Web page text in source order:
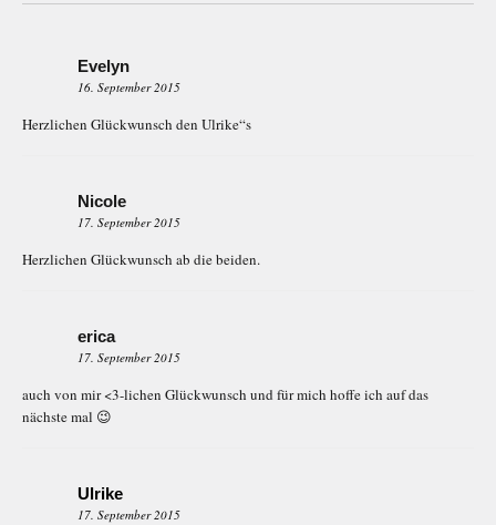
Evelyn
16. September 2015
Herzlichen Glückwunsch den Ulrike“s
Nicole
17. September 2015
Herzlichen Glückwunsch ab die beiden.
erica
17. September 2015
auch von mir <3-lichen Glückwunsch und für mich hoffe ich auf das
nächste mal 😉
Ulrike
17. September 2015